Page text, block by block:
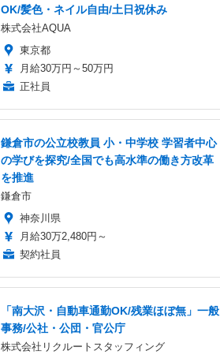
OK/髪色・ネイル自由/土日祝休み
株式会社AQUA
東京都
月給30万円～50万円
正社員
鎌倉市の公立校教員 小・中学校 学習者中心
の学びを探究/全国でも高水準の働き方改革
を推進
鎌倉市
神奈川県
月給30万2,480円～
契約社員
「南大沢・自動車通勤OK/残業ほぼ無」一般
事務/公社・公団・官公庁
株式会社リクルートスタッフィング